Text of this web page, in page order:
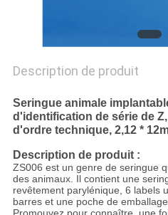
POLICY
Description de produit
Seringue animale
d'identification de série de
d'ordre technique, 2,12 *
Description de produit :
ZS006 est un genre de seringue
des animaux. Il contient une
revêtement parylénique, 6 labels
barres et une poche de